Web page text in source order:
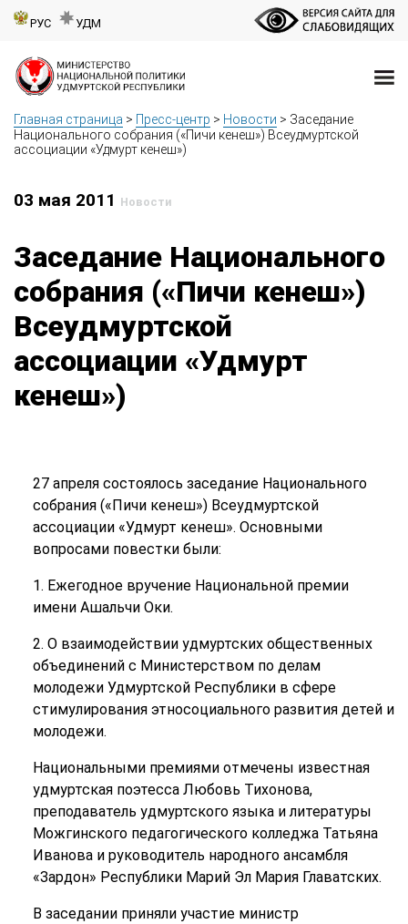
РУС УДМ
Главная страница > Пресс-центр > Новости > Заседание
Национального собрания («Пичи кенеш») Всеудмуртской
ассоциации «Удмурт кенеш»)
03 мая 2011 Новости
Заседание Национального
собрания («Пичи кенеш»)
Всеудмуртской
ассоциации «Удмурт
кенеш»)
27 апреля состоялось заседание Национального
собрания («Пичи кенеш») Всеудмуртской
ассоциации «Удмурт кенеш». Основными
вопросами повестки были:
1. Ежегодное вручение Национальной премии
имени Ашальчи Оки.
2. О взаимодействии удмуртских общественных
объединений с Министерством по делам
молодежи Удмуртской Республики в сфере
стимулирования этносоциального развития детей и
молодежи.
Национальными премиями отмечены известная
удмуртская поэтесса Любовь Тихонова,
преподаватель удмуртского языка и литературы
Можгинского педагогического колледжа Татьяна
Иванова и руководитель народного ансамбля
«Зардон» Республики Марий Эл Мария Главатских.
В заседании приняли участие министр